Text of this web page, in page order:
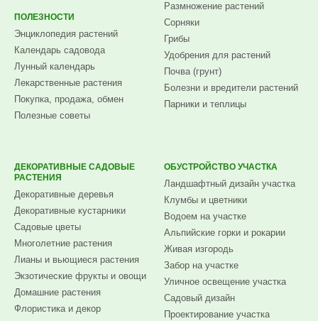
ПОЛЕЗНОСТИ
Энциклопедия растений
Календарь садовода
Лунный календарь
Лекарственные растения
Покупка, продажа, обмен
Полезные советы
Размножение растений
Сорняки
Грибы
Удобрения для растений
Почва (грунт)
Болезни и вредители растений
Парники и теплицы
ДЕКОРАТИВНЫЕ САДОВЫЕ
РАСТЕНИЯ
Декоративные деревья
Декоративные кустарники
Садовые цветы
Многолетние растения
Лианы и вьющиеся растения
Экзотические фрукты и овощи
Домашние растения
Флористика и декор
ОБУСТРОЙСТВО УЧАСТКА
Ландшафтный дизайн участка
Клумбы и цветники
Водоем на участке
Альпийские горки и рокарии
Живая изгородь
Забор на участке
Уличное освещение участка
Садовый дизайн
Проектирование участка